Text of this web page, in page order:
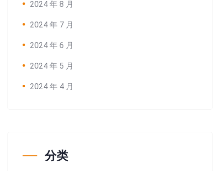
2024 年 8 月
2024 年 7 月
2024 年 6 月
2024 年 5 月
2024 年 4 月
分类